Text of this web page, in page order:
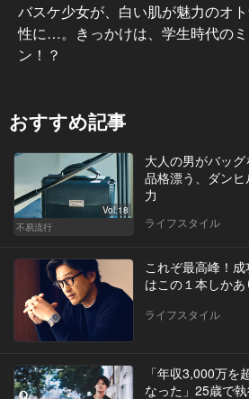
バスケ少女が、白い肌が魅力のオ
性に…。きっかけは、学生時代のミ
ン！？
おすすめ記事
Vol.18
不易流行
大人の男がバッ
品格漂う、ダン
力
ライフスタイル
これぞ最高峰！
はこの１本しかあ
ライフスタイル
「年収3,000万を
なった」25歳で